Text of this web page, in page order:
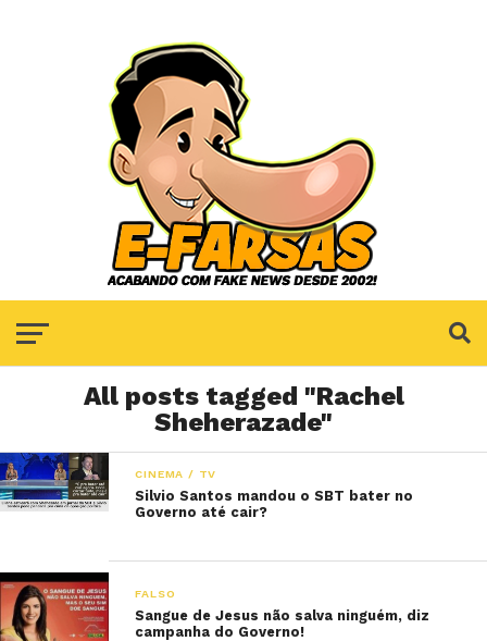
All posts tagged "Rachel
Sheherazade"
CINEMA / TV
Silvio Santos mandou o SBT bater no
Governo até cair?
FALSO
Sangue de Jesus não salva ninguém, diz
campanha do Governo!